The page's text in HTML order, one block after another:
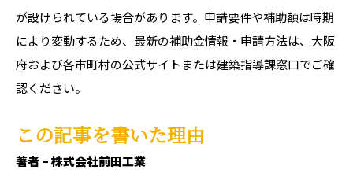
が設けられている場合があります。申請要件や補助額は時期
により変動するため、最新の補助金情報・申請方法は、大阪
府および各市町村の公式サイトまたは建築指導課窓口でご確
認ください。
この記事を書いた理由
著者 – 株式会社前田工業